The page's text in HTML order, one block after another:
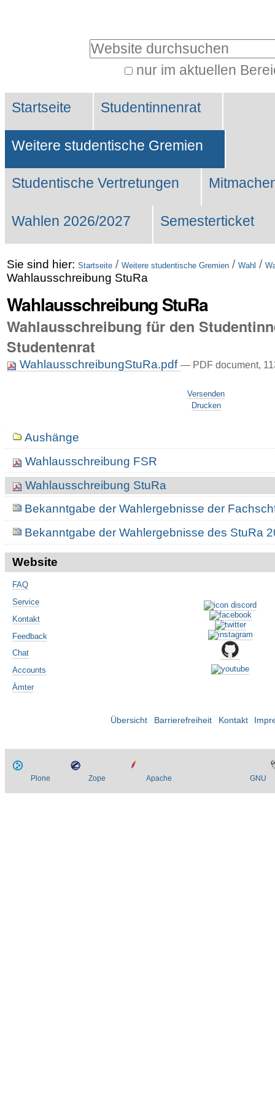
Website durchsuchen
nur im aktuellen
Suche…
Sektionen
Startseite Studentinnenrat
Weitere studentische Gremien
Studentische Vertretungen
Wahlen 2026/2027 Semesterticket
Sie sind hier: Startseite / Weitere studentische Gremien / Wahl /
Wahlausschreibung StuRa
Wahlausschreibung StuRa
Wahlausschreibung für den
Studentenrat
WahlausschreibungStuRa.pdf — PDF document,
Versenden
Drucken
NavigationAushänge
Wahlausschreibung FSR
Wahlausschreibung StuRa
Bekanntgabe der Wahlergebnisse der
Bekanntgabe der Wahlergebnisse des StuRa
Website
FAQ
Service
Kontakt
Feedback
Chat
Accounts
Ämter
Übersicht Barrierefreiheit Kontakt
Plone Zope Apache GNU